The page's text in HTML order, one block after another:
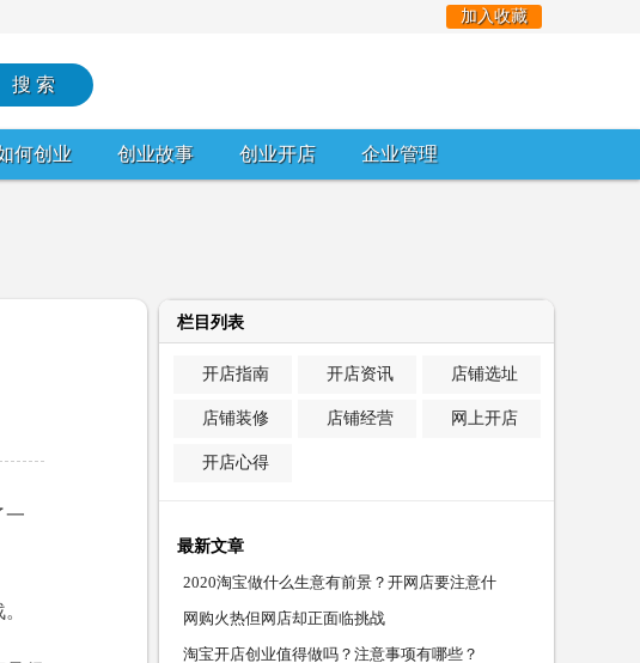
加入收藏
何创业 创业故事 创业开店 企业管理
一
栏目列表
开店指南 开店资讯 店铺选址
店铺装修 店铺经营 网上开店
开店心得
最新文章
2020淘宝做什么生意有前景？开网店要注意什
么？
网购火热但网店却正面临挑战
淘宝开店创业值得做吗？注意事项有哪些？